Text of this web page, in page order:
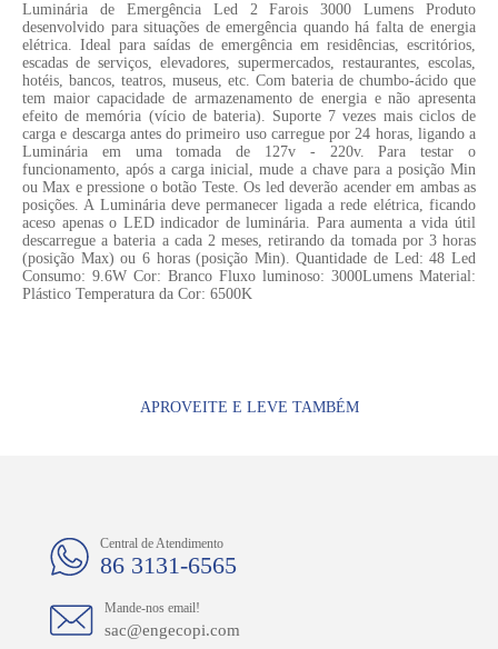
Luminária de Emergência Led 2 Farois 3000 Lumens Produto
desenvolvido para situações de emergência quando há falta de energia
elétrica. Ideal para saídas de emergência em residências, escritórios,
escadas de serviços, elevadores, supermercados, restaurantes, escolas,
hotéis, bancos, teatros, museus, etc. Com bateria de chumbo-ácido que
tem maior capacidade de armazenamento de energia e não apresenta
efeito de memória (vício de bateria). Suporte 7 vezes mais ciclos de
carga e descarga antes do primeiro uso carregue por 24 horas, ligando a
Luminária em uma tomada de 127v - 220v. Para testar o
funcionamento, após a carga inicial, mude a chave para a posição Min
ou Max e pressione o botão Teste. Os led deverão acender em ambas as
posições. A Luminária deve permanecer ligada a rede elétrica, ficando
aceso apenas o LED indicador de luminária. Para aumenta a vida útil
descarregue a bateria a cada 2 meses, retirando da tomada por 3 horas
(posição Max) ou 6 horas (posição Min). Quantidade de Led: 48 Led
Consumo: 9.6W Cor: Branco Fluxo luminoso: 3000Lumens Material:
Plástico Temperatura da Cor: 6500K
APROVEITE E LEVE TAMBÉM
Central de Atendimento
86 3131-6565
Mande-nos email!
sac@engecopi.com